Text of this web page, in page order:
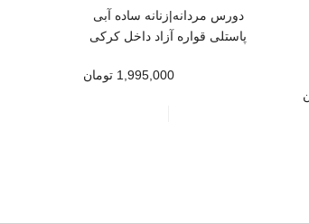
دورس مردانه|زنانه ساده آبی
پاستلی قواره آزاد داخل کرکی
1,995,000 تومان